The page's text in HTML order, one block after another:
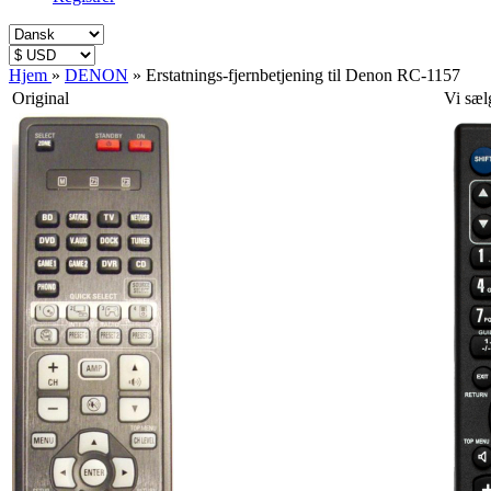
Hjem » DENON » Erstatnings-fjernbetjening til Denon RC-1157
Original
Vi